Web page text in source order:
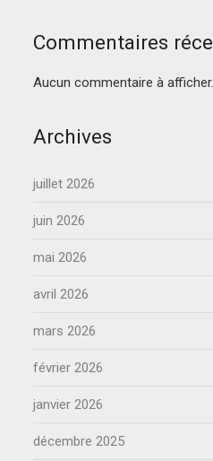
Commentaires
Aucun commentaire à afficher.
Archives
juillet 2026
juin 2026
mai 2026
avril 2026
mars 2026
février 2026
janvier 2026
décembre 2025